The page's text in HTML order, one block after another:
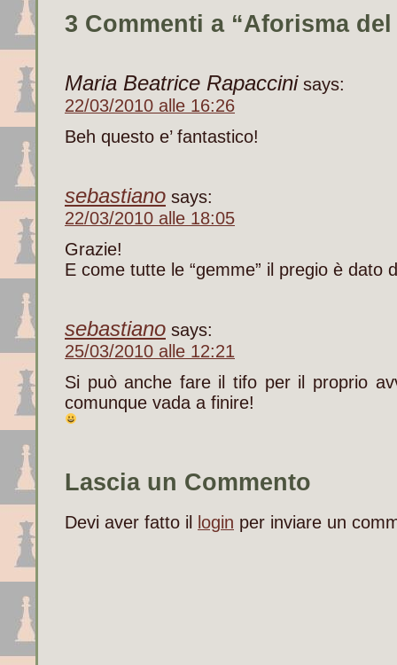
3 Commenti a “Aforisma
Maria Beatrice Rapaccini says:
22/03/2010 alle 16:26
Beh questo e’ fantastico!
sebastiano says:
22/03/2010 alle 18:05
Grazie!
E come tutte le “gemme” il pregio è dato
sebastiano says:
25/03/2010 alle 12:21
Si può anche fare il tifo per il proprio
comunque vada a finire!
Lascia un Commento
Devi aver fatto il login per inviare un